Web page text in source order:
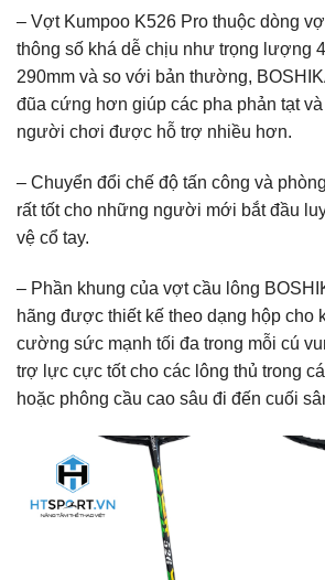
– Vợt Kumpoo K526 Pro thuộc dòng
thông số khá dễ chịu như trọng lượng
290mm và so với bản thường,
đũa cứng hơn giúp các pha phản tạt
người chơi được hỗ trợ nhiều hơn.
– Chuyển đổi chế độ tấn công và
rất tốt cho những người mới bắt đầu
vệ cổ tay.
– Phần khung của vợt cầu lông
hãng được thiết kế theo dạng hộp cho
cường sức mạnh tối đa trong mỗi cú
trợ lực cực tốt cho các lông thủ trong
hoặc phông cầu cao sâu đi đến cuối